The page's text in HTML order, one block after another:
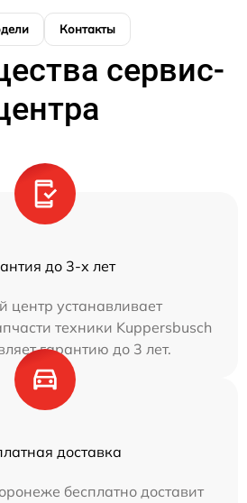
Контакты
сервис-
до 3-х лет
центр устанавливает
техники Kuppersbusch
гарантию до 3 лет.
доставка
бесплатно доставит